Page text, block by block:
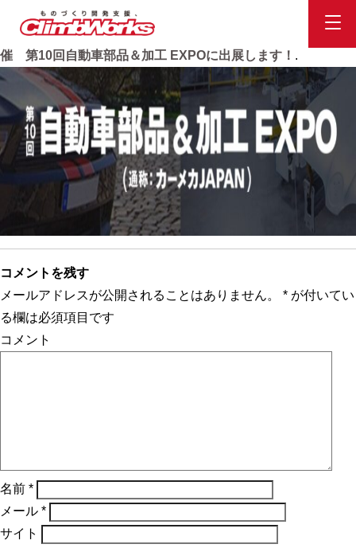
Web キャプチャ_11-1-2024_11466_www.automotiveworld.jp
Published2024.1.11at878 × 212
東京ビックサイトで開
催 第10回自動車部品＆加工 EXPOに出展します！ .
コメントを残す
メールアドレスが公開されることはありません。
* が付いてい
る欄は必須項目です
コメント
名前 *
メール *
サイト